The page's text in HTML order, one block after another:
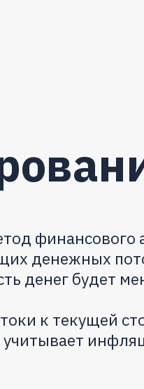
финансового
денежных
денег будет
к текущей
учитывает